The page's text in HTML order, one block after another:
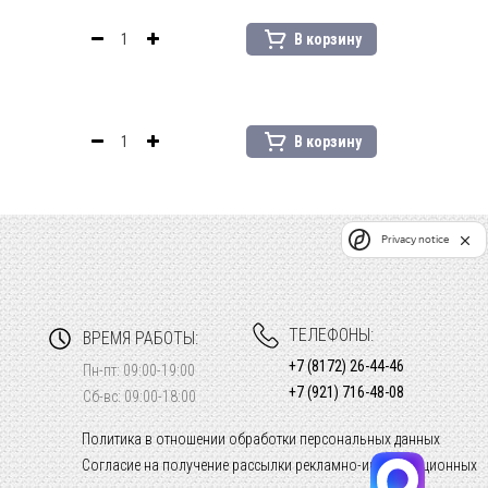
В корзину
В корзину
ВРЕМЯ РАБОТЫ:
Пн-пт: 09:00-19:00
Сб-вс: 09:00-18:00
Политика в отношении обработки персональных данных
Согласие на получение рассылки рекламно-информационных
ТЕЛЕФОНЫ:
+7 (8172) 26-44-46
+7 (921) 716-48-08
Privacy notice